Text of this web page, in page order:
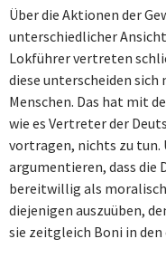
Über die Aktionen der
unterschiedlicher
Lokführer vertreten
diese unterscheiden
Menschen. Das hat mit
wie es Vertreter der
vortragen, nichts zu
argumentieren, dass die
bereitwillig als
diejenigen auszuüben,
sie zeitgleich Boni in